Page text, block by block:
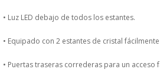
COMPLEMENTOS DE MESA
CRISTALERIA
• Luz LED debajo de todos los estantes.
• Equipado con 2 estantes de cristal
• Puertas traseras correderas para un acceso